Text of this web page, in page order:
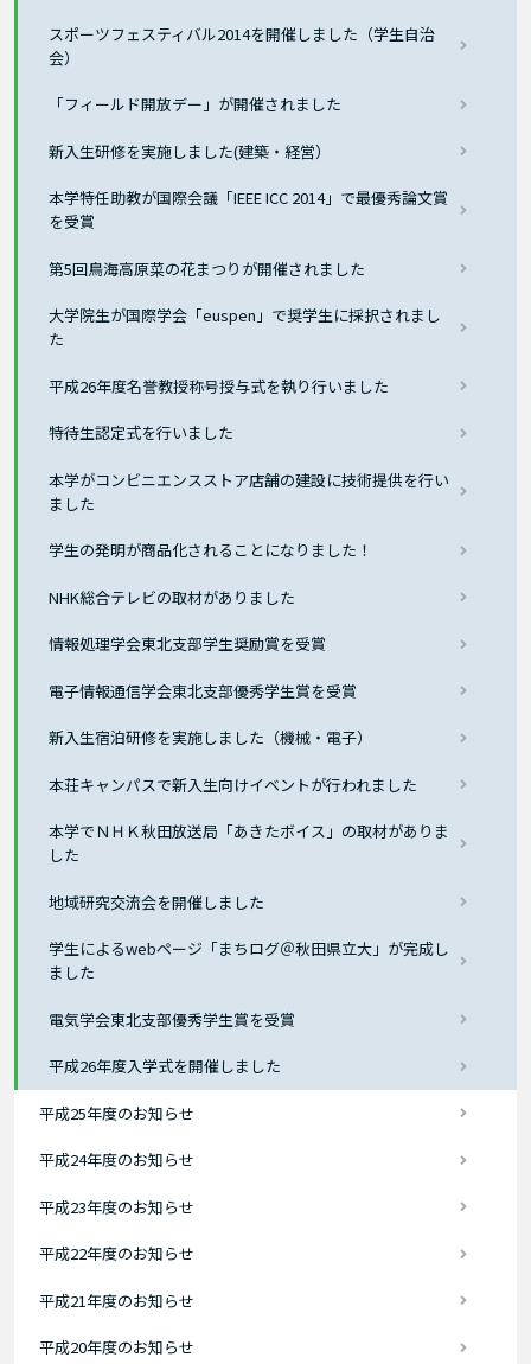
スポーツフェスティバル2014を開催しました（学生自治
会）
「フィールド開放デー」が開催されました
新入生研修を実施しました(建築・経営）
本学特任助教が国際会議「IEEE ICC 2014」で最優秀論文賞
を受賞
第5回鳥海高原菜の花まつりが開催されました
大学院生が国際学会「euspen」で奨学生に採択されまし
た
平成26年度名誉教授称号授与式を執り行いました
特待生認定式を行いました
本学がコンビニエンスストア店舗の建設に技術提供を行い
ました
学生の発明が商品化されることになりました！
NHK総合テレビの取材がありました
情報処理学会東北支部学生奨励賞を受賞
電子情報通信学会東北支部優秀学生賞を受賞
新入生宿泊研修を実施しました（機械・電子）
本荘キャンパスで新入生向けイベントが行われました
本学でＮＨＫ秋田放送局「あきたボイス」の取材がありま
した
地域研究交流会を開催しました
学生によるwebページ「まちログ＠秋田県立大」が完成し
ました
電気学会東北支部優秀学生賞を受賞
平成26年度入学式を開催しました
平成25年度のお知らせ
平成24年度のお知らせ
平成23年度のお知らせ
平成22年度のお知らせ
平成21年度のお知らせ
平成20年度のお知らせ